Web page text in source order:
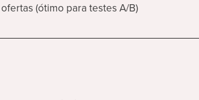
(ótimo para testes A/B)